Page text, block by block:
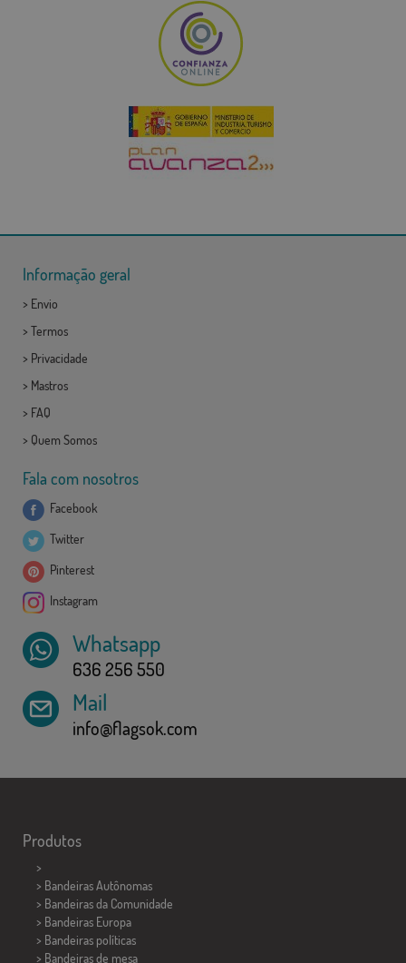
Informação geral
> Envio
> Termos
> Privacidade
> Mastros
> FAQ
> Quem Somos
Fala com nosotros
Facebook
Twitter
Pinterest
Instagram
Whatsapp
636 256 550
Mail
info@flagsok.com
Produtos
>
> Bandeiras Autônomas
> Bandeiras da Comunidade
> Bandeiras Europa
> Bandeiras políticas
> Bandeiras de mesa